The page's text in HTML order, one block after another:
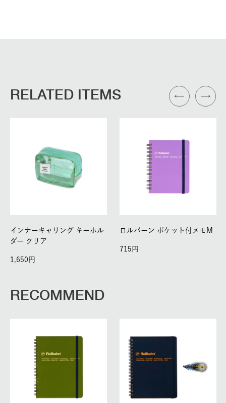
RELATED ITEMS
インナーキャリング キーホル
ダー クリア
1,650
ロルバーン ポケット付メモM
715
RECOMMEND